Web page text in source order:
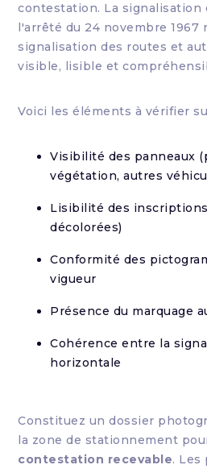
contestation. La signalisation
l'arrêté du 24 novembre 1967
signalisation des routes et
visible, lisible et
Voici les éléments à vérifier
Visibilité des panneaux
végétation, autres
Lisibilité des
décolorées)
Conformité des
vigueur
Présence du marquage
Cohérence entre la
horizontale
Constituez un dossier
la zone de stationnement
contestation recevable. Les